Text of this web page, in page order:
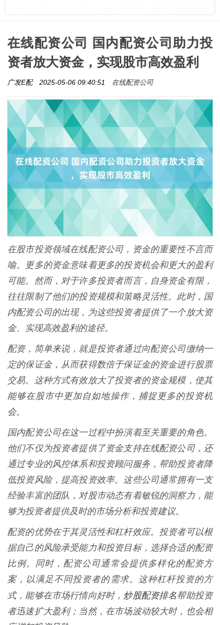
在线配资公司 国内配资公司助力投
资者放大资金，实现股市高效盈利
广发E配 2025-05-06 09:40:51 在线配资公司
在股市投资领域在线配资公司，资金的重要性不言而
喻。更多的资金意味着更多的投资机会和更大的盈利
可能。然而，对于许多投资者而言，自身资金有限，
往往限制了他们的投资规模和策略灵活性。此时，国
内配资公司的出现，为这些投资者提供了一个放大资
金、实现高效盈利的途径。
配资，简单来说，就是投资者通过向配资公司缴纳一
定的保证金，从而获得数倍于保证金的资金进行股票
交易。这种方式有效放大了投资者的资金规模，使其
能够在股市中更加自如地操作，捕捉更多的投资机
会。
国内配资公司在这一过程中扮演着至关重要的角色。
他们不仅为投资者提供了资金支持在线配资公司，还
通过专业的风控体系和投资顾问服务，帮助投资者降
低投资风险，提高投资效率。这些公司通常拥有一支
经验丰富的团队，对股市动态有着敏锐的洞察力，能
够为投资者提供及时的市场分析和投资建议。
配资的优势在于其灵活性和杠杆效应。投资者可以根
据自己的风险承受能力和投资目标，选择合适的配资
比例。同时，配资公司通常会提供多样化的配资方
案，以满足不同投资者的需求。这种杠杆投资的方
式，能够在市场行情向好时， 炒股配资排名帮助投资
者迅速扩大盈利；当然，在市场波动较大时，也会相